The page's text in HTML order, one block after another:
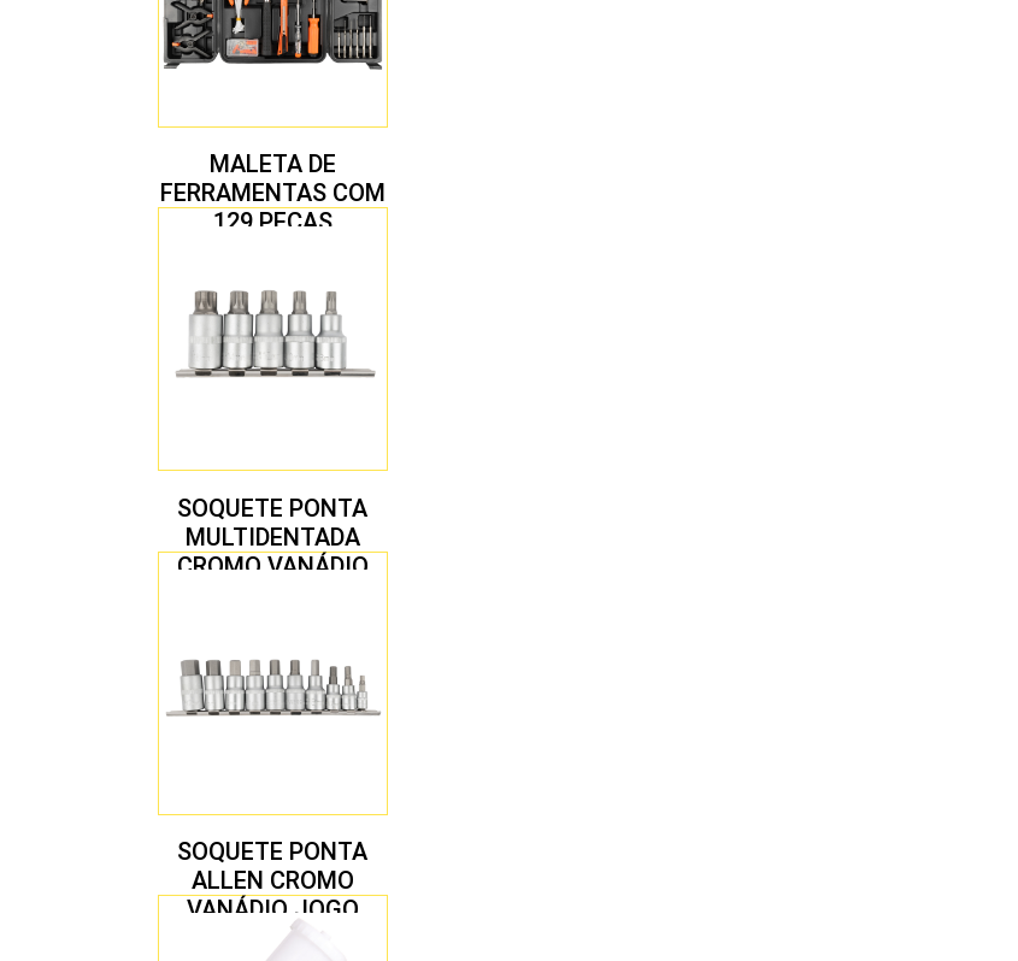
MALETA DE
FERRAMENTAS COM
129 PEÇAS
SOQUETE PONTA
MULTIDENTADA
CROMO VANÁDIO
SOQUETE PONTA
ALLEN CROMO
VANÁDIO JOGO
COM 10 PEÇAS